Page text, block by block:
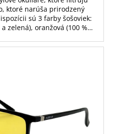
ktoré narúša prirodzený
sú 3 farby šošoviek:
zelená), oranžová (100 %